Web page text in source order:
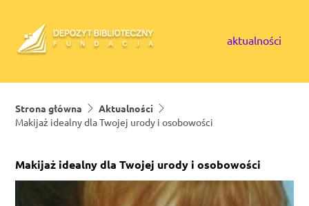
aktualności
Strona główna
Aktualności
Makijaż idealny dla Twojej urody i osobowości
Makijaż idealny dla Twojej urody i osobowości